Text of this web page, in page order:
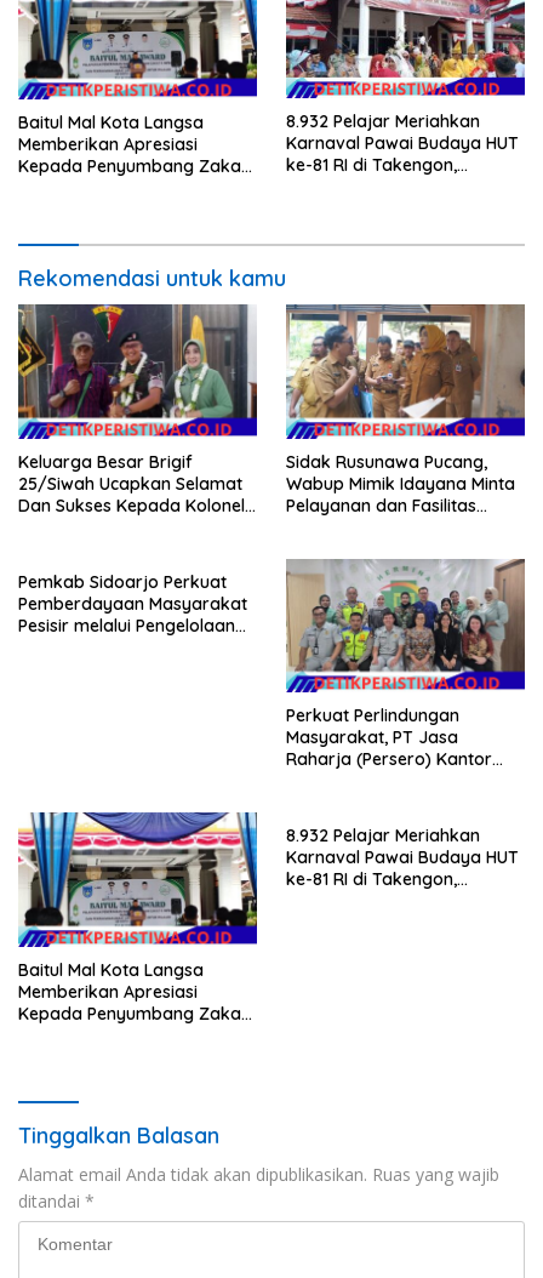
Baitul Mal Kota Langsa
Memberikan Apresiasi
Kepada Penyumbang Zakat
8.932 Pelajar Meriahkan
Karnaval Pawai Budaya HUT
ke-81 RI di Takengon,
Rekomendasi untuk kamu
Keluarga Besar Brigif
25/Siwah Ucapkan Selamat
Dan Sukses Kepada Kolonel
Sidak Rusunawa Pucang,
Wabup Mimik Idayana Minta
Pelayanan dan Fasilitas
Pemkab Sidoarjo Perkuat
Pemberdayaan Masyarakat
Pesisir melalui Pengelolaan
Perkuat Perlindungan
Masyarakat, PT Jasa
Raharja (Persero) Kantor
Baitul Mal Kota Langsa
Memberikan Apresiasi
Kepada Penyumbang Zakat
8.932 Pelajar Meriahkan
Karnaval Pawai Budaya HUT
ke-81 RI di Takengon,
Tinggalkan Balasan
Alamat email Anda tidak akan dipublikasikan. Ruas yang wajib
ditandai *